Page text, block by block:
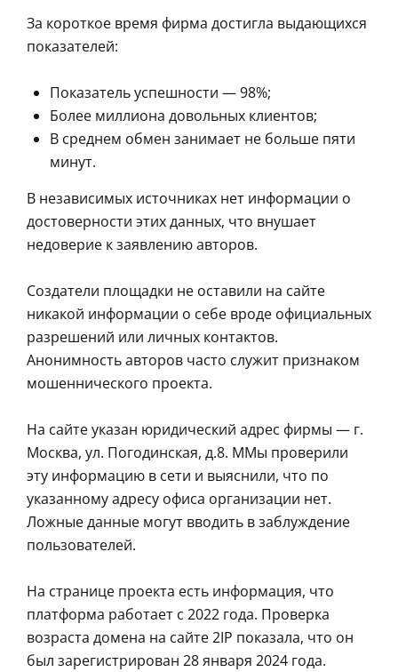
За короткое время фирма достигла выдающихся
показателей:
Показатель успешности — 98%;
Более миллиона довольных клиентов;
В среднем обмен занимает не больше пяти
минут.
В независимых источниках нет информации о
достоверности этих данных, что внушает
недоверие к заявлению авторов.
Создатели площадки не оставили на сайте
никакой информации о себе вроде официальных
разрешений или личных контактов.
Анонимность авторов часто служит признаком
мошеннического проекта.
На сайте указан юридический адрес фирмы — г.
Москва, ул. Погодинская, д.8. ММы проверили
эту информацию в сети и выяснили, что по
указанному адресу офиса организации нет.
Ложные данные могут вводить в заблуждение
пользователей.
На странице проекта есть информация, что
платформа работает с 2022 года. Проверка
возраста домена на сайте 2IP показала, что он
был зарегистрирован 28 января 2024 года.